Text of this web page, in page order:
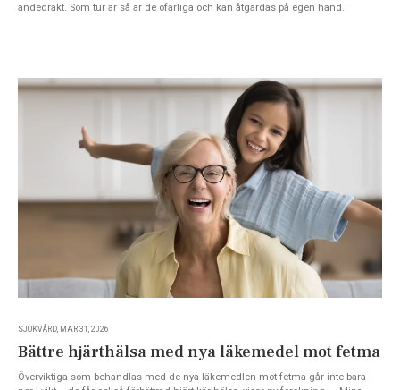
andedräkt. Som tur är så är de ofarliga och kan åtgärdas på egen hand.
SJUKVÅRD, MAR 31, 2026
Bättre hjärthälsa med nya läkemedel mot fetma
Överviktiga som behandlas med de nya läkemedlen mot fetma går inte bara